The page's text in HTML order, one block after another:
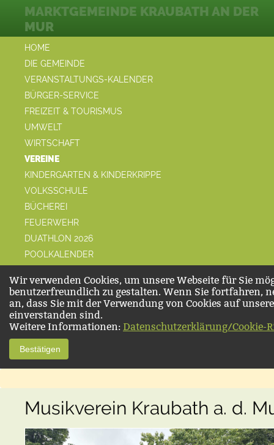
HOME
DIE GEMEINDE
VERANSTALTUNGS-KALENDER
BÜRGER-SERVICE
FREIZEIT & TOURISMUS
UMWELT
WIRTSCHAFT
VEREINE
KINDERGARTEN & KINDERKRIPPE
VOLKSSCHULE
BÜCHEREI
FEUERWEHR
DUATHLON 2026
POOLKALENDER
MARKTGEMEINDE KRAUBATH AN DER
MUR
Wir verwenden Cookies, um unsere Webseite für Sie
benutzerfreundlich zu gestalten. Wenn Sie fortfahren,
an, dass Sie mit der Verwendung von Cookies auf
einverstanden sind.
Weitere Informationen: Datenschutzerklärung/Cookie-
Bestätigen
Musikverein Kraubath a. d.